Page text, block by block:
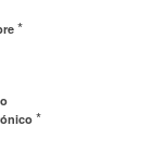
*
*